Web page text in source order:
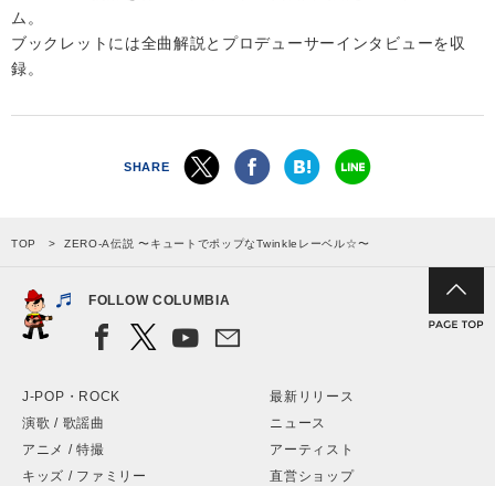
ム。
ブックレットには全曲解説とプロデューサーインタビューを収
録。
SHARE
TOP ZERO-A伝説 〜キュートでポップなTwinkleレーベル☆〜
FOLLOW COLUMBIA
J-POP・ROCK
演歌 / 歌謡曲
アニメ / 特撮
キッズ / ファミリー
最新リリース
ニュース
アーティスト
直営ショップ